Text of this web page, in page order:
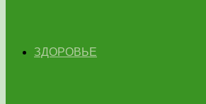
ЗДОРОВЬЕ